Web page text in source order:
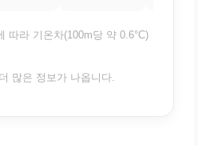
따라 기온차(100m당 약 0.6°C)
많은 정보가 나옵니다.